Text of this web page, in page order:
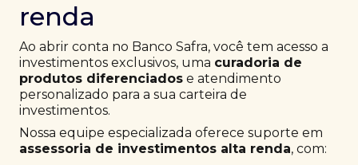
renda
Ao abrir conta no Banco Safra, você tem acesso a
investimentos exclusivos, uma curadoria de
produtos diferenciados e atendimento
personalizado para a sua carteira de
investimentos.
Nossa equipe especializada oferece suporte em
assessoria de investimentos alta renda, com: